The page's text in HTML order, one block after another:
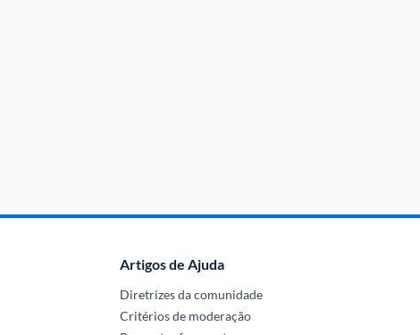
Artigos de Ajuda
Diretrizes da comunidade
Critérios de moderação